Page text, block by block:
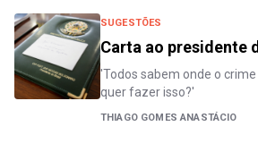
SUGESTÕES
Carta ao presidente
'Todos sabem onde o
quer fazer isso?'
THIAGO GOMES ANASTÁCIO